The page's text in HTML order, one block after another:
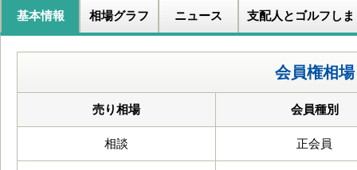
基本情報 相場グラフ ニュース 支配人とゴルフしま
会員権相場
売り相場 会員種別
相談 正会員